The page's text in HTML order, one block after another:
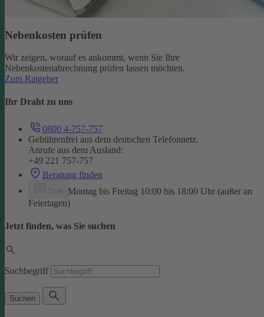
Nebenkosten prüfen
Wir zeigen, worauf es ankommt, wenn Sie Ihre
Nebenkostenabrechnung prüfen lassen möchten.
Zum Ratgeber
Ihr Draht zu uns
0800 4-757-757
Gebührenfrei aus dem deutschen Telefonnetz.
Anrufe aus dem Ausland:
+49 221 757-757
Beratung finden
Montag bis Freitag 10:00 bis 18:00 Uhr (außer an
Feiertagen)
Jetzt finden, was Sie suchen
Suchbegriff
Suchen